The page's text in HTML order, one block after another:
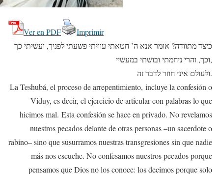
Ver en PDF
Imprimir
כיצד מתוודה? אומר אנא ה’ חטאתי עוויתי פשעתי לפניך, ועשיתי כך
וכך, והרי ניחמתי ובושתי במעשיי,
ולעולם איני חוזר לדבר זה.
La Teshubá, el proceso de arrepentimiento, incluye la confesión o
Viduy, es decir, el ejercicio de articular con palabras lo que
hicimos mal. Esta confesión se hace en privado. No revelamos
nuestros pecados delante de otras personas –un sacerdote o
rabino– sino que susurramos nuestras transgresiones sin que nadie
más nos escuche. No confesamos nuestros pecados porque
pensamos que Dios no los conoce: los decimos porque solo